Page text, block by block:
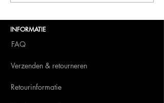
INFORMATIE
FAQ
Verzenden & retourneren
Retourinformatie